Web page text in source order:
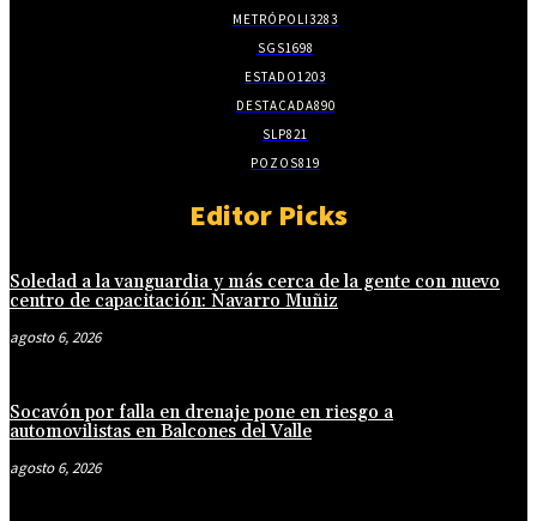
METRÓPOLI3283
SGS1698
ESTADO1203
DESTACADA890
SLP821
POZOS819
Editor Picks
Soledad a la vanguardia y más cerca de la gente con nuevo
centro de capacitación: Navarro Muñiz
agosto 6, 2026
Socavón por falla en drenaje pone en riesgo a
automovilistas en Balcones del Valle
agosto 6, 2026